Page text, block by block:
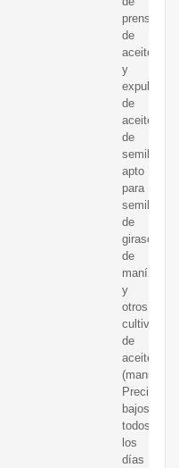
prensa
de
aceite
y
expulsor
de
aceite
de
semilla,
apto
para
semillas
de
girasol
de
maní
y
otros
cultivos
de
aceite
(manual).
Precios
bajos
todos
los
días